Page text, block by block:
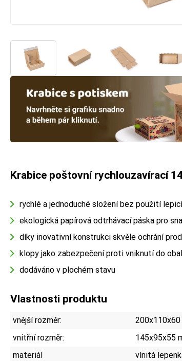
Krabice poštovní rychlouzavírací
rychlé a jednoduché složení bez použití
ekologická papírová odtrhávací páska pro
díky inovativní konstrukci skvěle ochrání
klopy jako zabezpečení proti vniknutí do
dodáváno v plochém stavu
Vlastnosti produktu
vnější rozměr:
vnitřní rozměr:
145x95x55
materiál
vlnitá